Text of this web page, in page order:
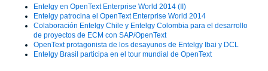
Entelgy en OpenText Enterprise World 2014 (II)
Entelgy patrocina el OpenText Enterprise World 2014
Colaboración Entelgy Chile y Entelgy Colombia para el desarrollo
de proyectos de ECM con SAP/OpenText
OpenText protagonista de los desayunos de Entelgy Ibai y DCL
Entelgy Brasil participa en el tour mundial de OpenText